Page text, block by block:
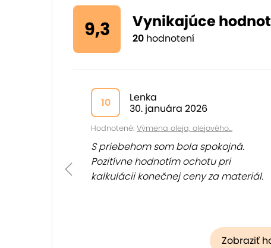
9,3 Vynikajúce
20 hodnotení
10
Lenka
30. januára 2026
Hodnotené: Výmena oleja, olejového...
S priebehom som bola spokojná.
Pozitívne hodnotím ochotu pri
kalkulácii konečnej ceny za materiál.
Zobraziť